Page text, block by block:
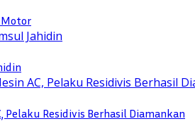
Motor
Residivis Berhasil Diamankan